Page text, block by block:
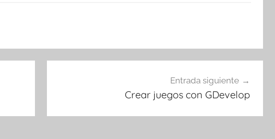
Entrada siguiente
Crear juegos con GDevelop